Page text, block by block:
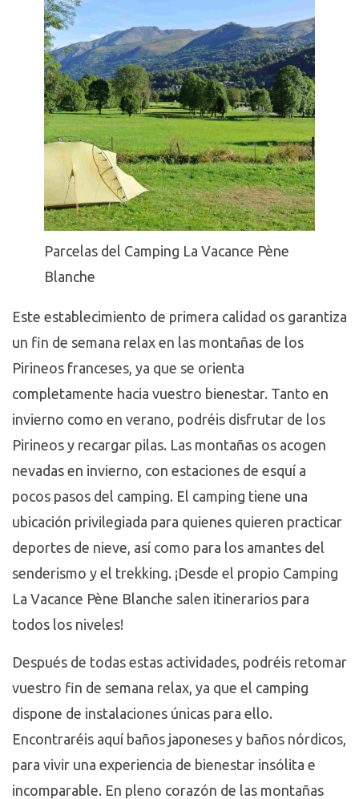
Parcelas del Camping La Vacance Pène
Blanche
Este establecimiento de primera calidad os garantiza
un fin de semana relax en las montañas de los
Pirineos franceses, ya que se orienta
completamente hacia vuestro bienestar. Tanto en
invierno como en verano, podréis disfrutar de los
Pirineos y recargar pilas. Las montañas os acogen
nevadas en invierno, con estaciones de esquí a
pocos pasos del camping. El camping tiene una
ubicación privilegiada para quienes quieren practicar
deportes de nieve, así como para los amantes del
senderismo y el trekking. ¡Desde el propio Camping
La Vacance Pène Blanche salen itinerarios para
todos los niveles!
Después de todas estas actividades, podréis retomar
vuestro fin de semana relax, ya que el camping
dispone de instalaciones únicas para ello.
Encontraréis aquí baños japoneses y baños nórdicos,
para vivir una experiencia de bienestar insólita e
incomparable. En pleno corazón de las montañas